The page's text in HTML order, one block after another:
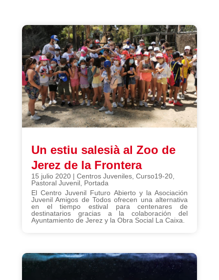
Un estiu salesià al Zoo de
Jerez de la Frontera
15 julio 2020| Centros Juveniles, Curso19-20,
Pastoral Juvenil, Portada
El Centro Juvenil Futuro Abierto y la Asociación
Juvenil Amigos de Todos ofrecen una alternativa
en el tiempo estival para centenares de
destinatarios gracias a la colaboración del
Ayuntamiento de Jerez y la Obra Social La Caixa.